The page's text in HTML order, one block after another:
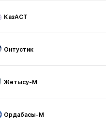
КазАСТ
Онтустик
Жетысу-М
Ордабасы-М